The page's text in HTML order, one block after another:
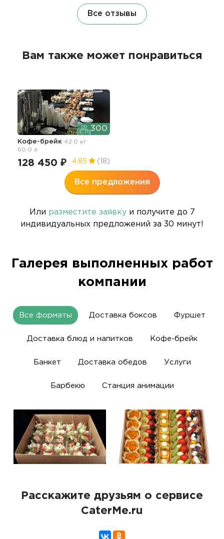
Все отзывы
Вам также может понравиться
300
Кофе-брейк 42.0 кг
60.0 л
128 450 ₽ 4.85 (18)
Все предложения
Или разместите заявкуи получите до 7
индивидуальных предложений за 30 минут!
Галерея выполненных работ
компании
Все форматы Доставка боксов Фуршет
Доставка блюд и напитков Кофе-брейк
Банкет Доставка обедов Услуги
Барбекю Станция анимации
Расскажите друзьям о сервисе
CaterMe.ru